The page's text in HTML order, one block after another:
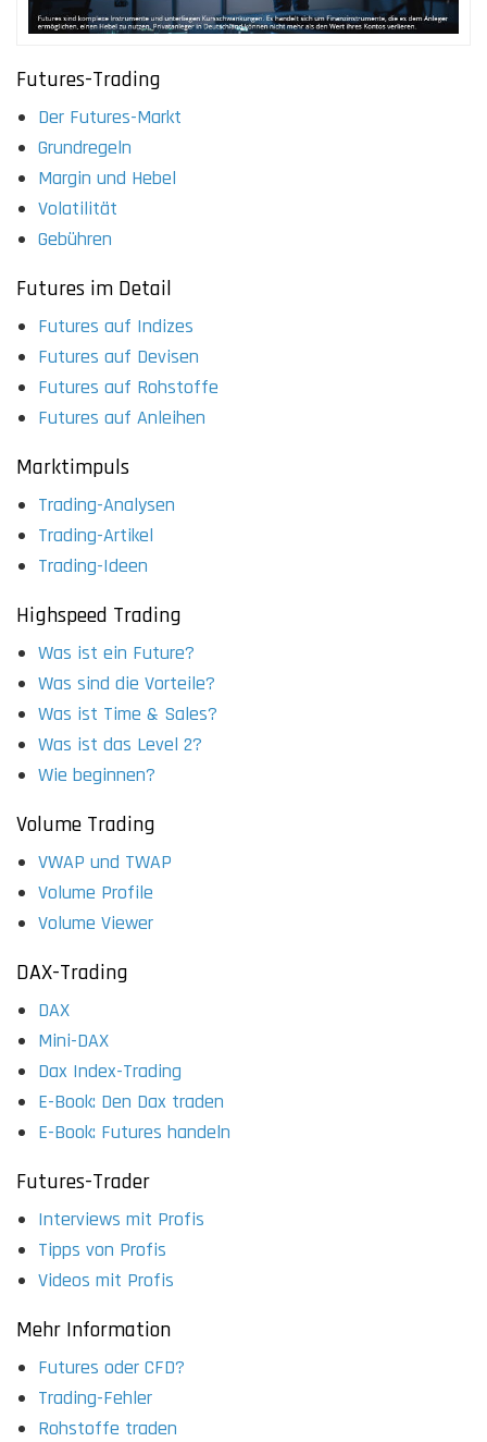
Futures-Trading
Der Futures-Markt
Grundregeln
Margin und Hebel
Volatilität
Gebühren
Futures im Detail
Futures auf Indizes
Futures auf Devisen
Futures auf Rohstoffe
Futures auf Anleihen
Marktimpuls
Trading-Analysen
Trading-Artikel
Trading-Ideen
Highspeed Trading
Was ist ein Future?
Was sind die Vorteile?
Was ist Time & Sales?
Was ist das Level 2?
Wie beginnen?
Volume Trading
VWAP und TWAP
Volume Profile
Volume Viewer
DAX-Trading
DAX
Mini-DAX
Dax Index-Trading
E-Book: Den Dax traden
E-Book: Futures handeln
Futures-Trader
Interviews mit Profis
Tipps von Profis
Videos mit Profis
Mehr Information
Futures oder CFD?
Trading-Fehler
Rohstoffe traden